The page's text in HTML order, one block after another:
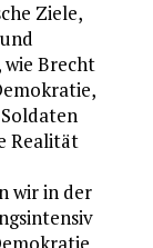
Ziele,
wie Brecht
Realität
wir in der